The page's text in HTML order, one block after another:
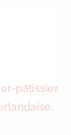
pâtissier